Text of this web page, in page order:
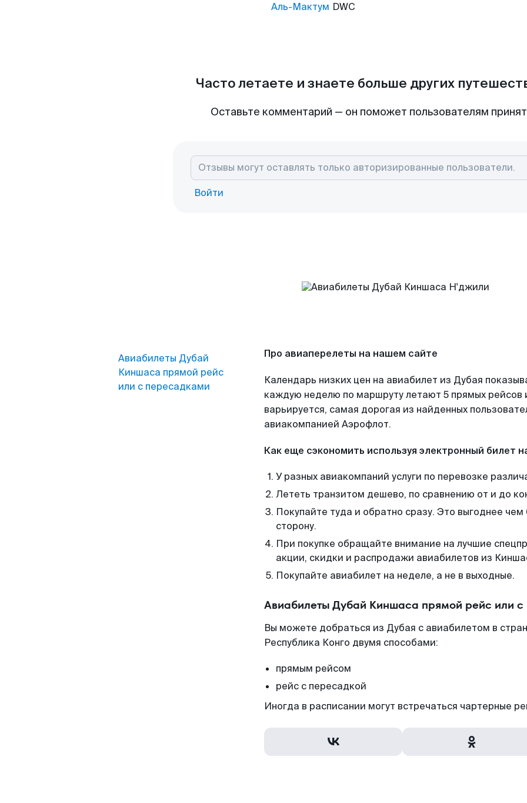
Аль-Мактум DWC
Часто летаете и знаете больше других
Оставьте комментарий — он поможет пользователям
Войти
Авиабилеты Дубай
Киншаса прямой рейс
или с пересадками
Про авиаперелеты на нашем сайте
Календарь низких цен на авиабилет из Дубая
каждую неделю по маршруту летают 5 прямых рейсов
варьируется, самая дорогая из найденных
авиакомпанией Аэрофлот.
Как еще сэкономить используя электронный билет
У разных авиакомпаний услуги по перевозке
Лететь транзитом дешево, по сравнению от и до
Покупайте туда и обратно сразу. Это выгоднее
сторону.
При покупке обращайте внимание на лучшие
акции, скидки и распродажи авиабилетов из
Покупайте авиабилет на неделе, а не в выходные.
Авиабилеты Дубай Киншаса прямой рейс или
Вы можете добраться из Дубая с авиабилетом в
Республика Конго двумя способами:
прямым рейсом
рейс с пересадкой
Иногда в расписании могут встречаться чартерные